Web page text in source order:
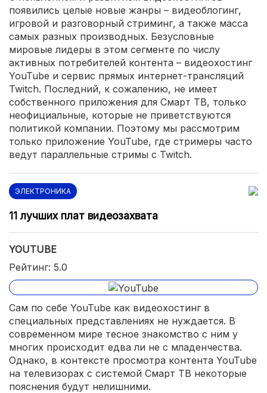
появились целые новые жанры – видеоблогинг,
игровой и разговорный стриминг, а также масса
самых разных производных. Безусловные
мировые лидеры в этом сегменте по числу
активных потребителей контента – видеохостинг
YouTube и сервис прямых интернет-трансляций
Twitch. Последний, к сожалению, не имеет
собственного приложения для Смарт ТВ, только
неофициальные, которые не приветствуются
политикой компании. Поэтому мы рассмотрим
только приложение YouTube, где стримеры часто
ведут параллельные стримы с Twitch.
ЭЛЕКТРОНИКА
11 лучших плат видеозахвата
YOUTUBE
Рейтинг: 5.0
Сам по себе YouTube как видеохостинг в
специальных представлениях не нуждается. В
современном мире тесное знакомство с ним у
многих происходит едва ли не с младенчества.
Однако, в контексте просмотра контента YouTube
на телевизорах с системой Смарт ТВ некоторые
пояснения будут нелишними.